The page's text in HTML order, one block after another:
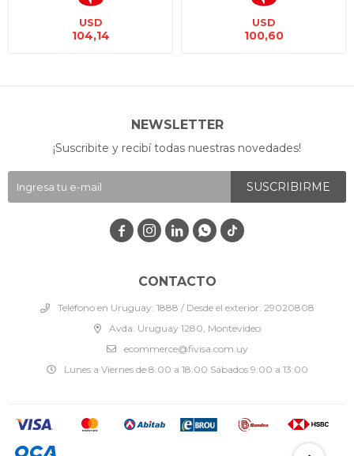
USD
104,14
USD
100,60
CONTACTO
Teléfono en Uruguay: 1888 / Desde el exterior: 29020808
Avda. Uruguay 1280, Montevideo
ecommerce@fivisa.com.uy
Lunes a Viernes de 8:00 a 18:00 Sábados 9:00 a 13:00
NEWSLETTER
¡Suscribite y recibí todas nuestras novedades!
SUSCRIBIRME
   